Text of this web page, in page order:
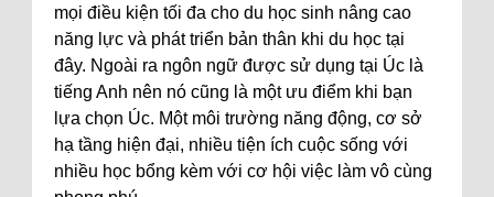
mọi điều kiện tối đa cho du học sinh nâng cao
năng lực và phát triển bản thân khi du học tại
đây. Ngoài ra ngôn ngữ được sử dụng tại Úc là
tiếng Anh nên nó cũng là một ưu điểm khi bạn
lựa chọn Úc. Một môi trường năng động, cơ sở
hạ tầng hiện đại, nhiều tiện ích cuộc sống với
nhiều học bổng kèm với cơ hội việc làm vô cùng